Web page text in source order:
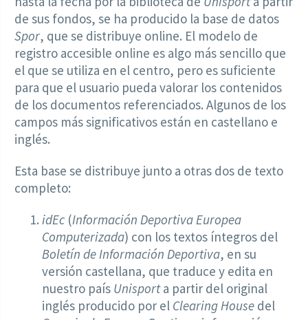
de sus fondos, se ha producido la base de datos
Spor, que se distribuye online. El modelo de
registro accesible online es algo más sencillo que
el que se utiliza en el centro, pero es suficiente
para que el usuario pueda valorar los contenidos
de los documentos referenciados. Algunos de los
campos más significativos están en castellano e
inglés.
Esta base se distribuye junto a otras dos de texto
completo:
idEc (Información Deportiva Europea
Computerizada) con los textos íntegros del
Boletín de Información Deportiva, en su
versión castellana, que traduce y edita en
nuestro país Unisporta partir del original
inglés producido por el Clearing House del